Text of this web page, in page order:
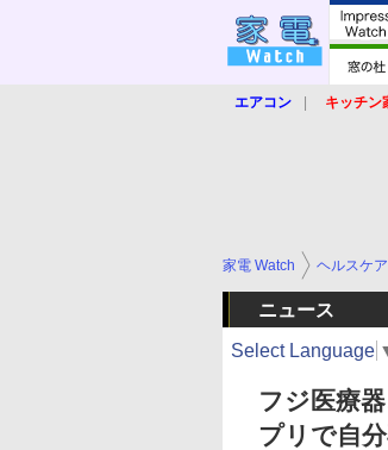
エアコン キッチン
家電 Watch ヘルスケア
ニュース
Select Language
フジ医療
プリで自